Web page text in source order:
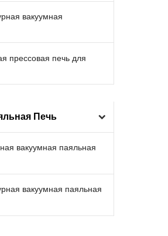
вакуумная
прессовая печь для
Печь
вакуумная паяльная
вакуумная паяльная